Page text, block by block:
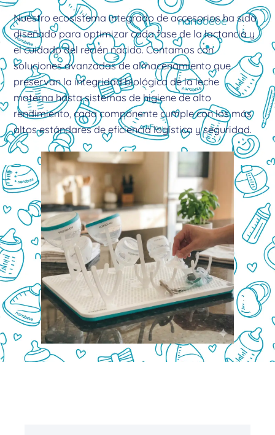
Nuestro ecosistema integrado de accesorios ha sido
diseñado para optimizar cada fase de la lactancia y
el cuidado del recién nacido. Contamos con
soluciones avanzadas de almacenamiento que
preservan la integridad biológica de la leche
materna hasta sistemas de higiene de alto
rendimiento, cada componente cumple con los más
altos estándares de eficiencia logística y seguridad.